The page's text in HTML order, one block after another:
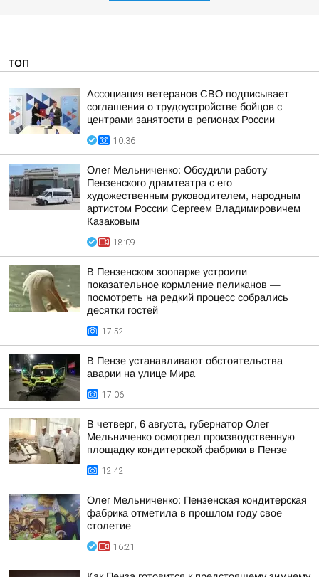
ТОП
Ассоциация ветеранов СВО подписывает
соглашения о трудоустройстве бойцов с
центрами занятости в регионах России
10:36
Олег Мельниченко: Обсудили работу
Пензенского драмтеатра с его
художественным руководителем, народным
артистом России Сергеем Владимировичем
Казаковым
18:09
В Пензенском зоопарке устроили
показательное кормление пеликанов —
посмотреть на редкий процесс собрались
десятки гостей
17:52
В Пензе устанавливают обстоятельства
аварии на улице Мира
17:06
В четверг, 6 августа, губернатор Олег
Мельниченко осмотрел производственную
площадку кондитерской фабрики в Пензе
12:42
Олег Мельниченко: Пензенская кондитерская
фабрика отметила в прошлом году свое
столетие
16:21